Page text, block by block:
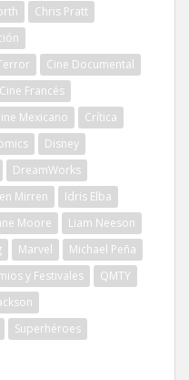
Chris Pratt
Cine Documental
Cine Francés
Mexicano
Crítica
Disney
DreamWorks
Mirren
Idris Elba
Moore
Liam Neeson
Marvel
Michael Peña
y Festivales
QMTY
Superhéroes